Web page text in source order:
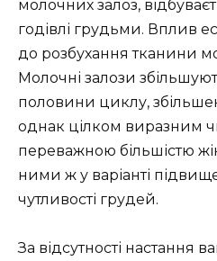
молочних залоз,
годівлі грудьми. Вплив
до розбухання тканини
Молочні залози
половини циклу,
однак цілком виразним
переважною більшістю
ними ж у варіанті
чутливості грудей.
За відсутності настання